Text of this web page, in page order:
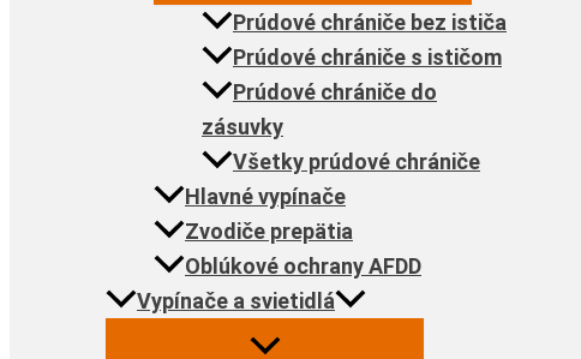
Prúdové chrániče bez ističa
Prúdové chrániče s ističom
Prúdové chrániče do
zásuvky
Všetky prúdové chrániče
Hlavné vypínače
Zvodiče prepätia
Oblúkové ochrany AFDD
Vypínače a svietidlá